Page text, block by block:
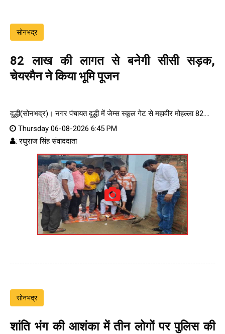
सोनभद्र
82 लाख की लागत से बनेगी सीसी सड़क,
चेयरमैन ने किया भूमि पूजन
दुद्धी(सोनभद्र)। नगर पंचायत दुद्धी में जेम्स स्कूल गेट से महावीर मोहल्ला 82....
Thursday 06-08-2026 6:45 PM
: रघुराज सिंह संवाददाता
सोनभद्र
शांति भंग की आशंका में तीन लोगों पर पुलिस की